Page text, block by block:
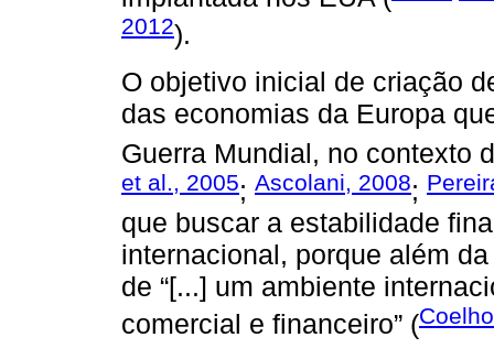
2012).
O objetivo inicial de criação
das economias da Europa
Guerra Mundial, no contexto
et al., 2005; Ascolani, 2008;
que buscar a estabilidade
internacional, porque além
de “[...] um ambiente
comercial e financeiro” (